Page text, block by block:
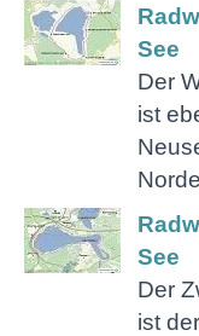
See
Der
ist
See
Der
ist